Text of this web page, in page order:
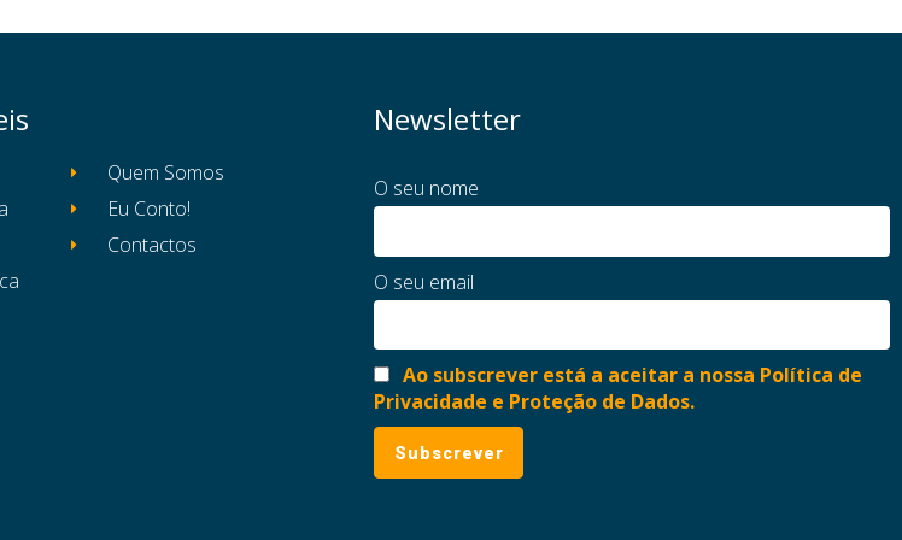
Quem Somos
Eu Conto!
Contactos
Newsletter
O seu nome
O seu email
Ao subscrever está a aceitar a nossa Política de
Privacidade e Proteção de Dados.